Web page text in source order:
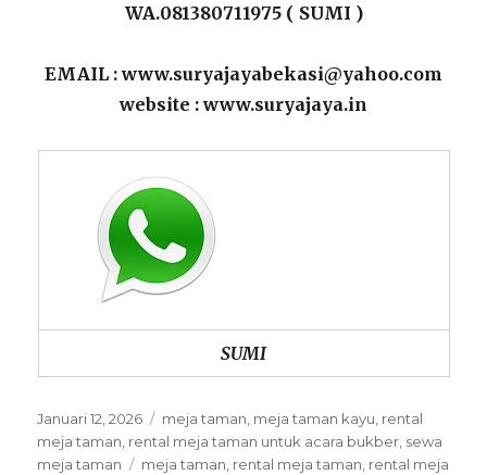
WA.081380711975 ( SUMI )
EMAIL : www.suryajayabekasi@yahoo.com
website : www.suryajaya.in
SUMI
Posted
on
Januari 12, 2026 Categories
meja taman meja taman kayu rental
meja taman rental meja taman untuk acara bukber sewa
meja taman
Tags
meja taman rental meja taman rental meja